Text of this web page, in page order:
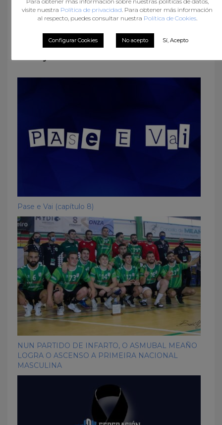
Pase e Vai (capítulo 8)
NUN PARTIDO DE INFARTO, O ASMUBAL MEAÑO
LOGRA O ASCENSO A PRIMEIRA NACIONAL
MASCULINA
visite nuestra Política de privacidad. Para obtener más información
al respecto, puedes consultar nuestra Política de Cookies.
Configurar Cookies No acepto Sí, Acepto